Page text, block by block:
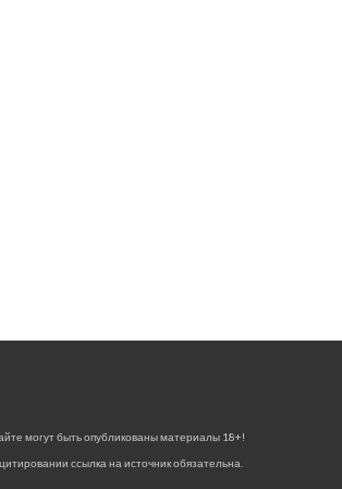
могут быть опубликованы материалы 18+!
ссылка на источник обязательна.